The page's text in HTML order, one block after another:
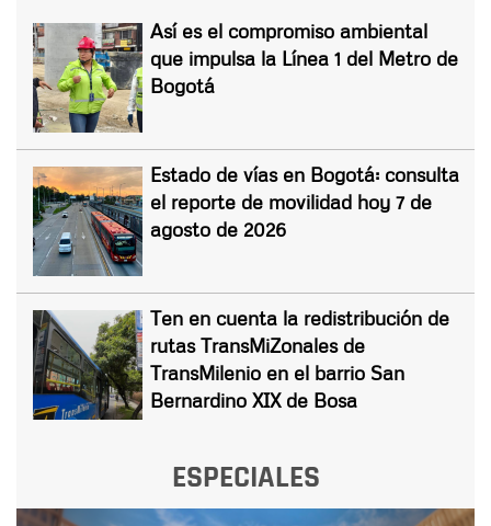
Así es el compromiso ambiental
que impulsa la Línea 1 del Metro de
Bogotá
Estado de vías en Bogotá: consulta
el reporte de movilidad hoy 7 de
agosto de 2026
Ten en cuenta la redistribución de
rutas TransMiZonales de
TransMilenio en el barrio San
Bernardino XIX de Bosa
ESPECIALES